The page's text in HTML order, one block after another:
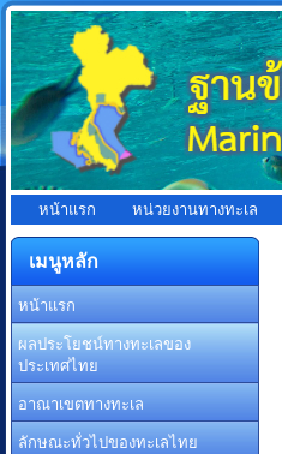
หน้าแรก หน่วยงานทางทะเล
เมนูหลัก
หน้าแรก
ผลประโยชน์ทางทะเลของ
ประเทศไทย
อาณาเขตทางทะเล
ลักษณะทั่วไปของทะเลไทย